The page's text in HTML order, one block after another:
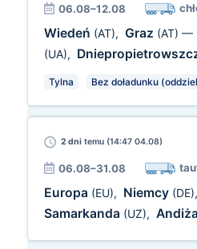
06.08–12.08
Wiedeń (AT), Graz (AT) —
(UA),
Tylna Bez doładunku
2 dni temu (14:47 04.08)
06.08–31.08
Europa (EU), Niemcy (DE),
Samarkanda (UZ),